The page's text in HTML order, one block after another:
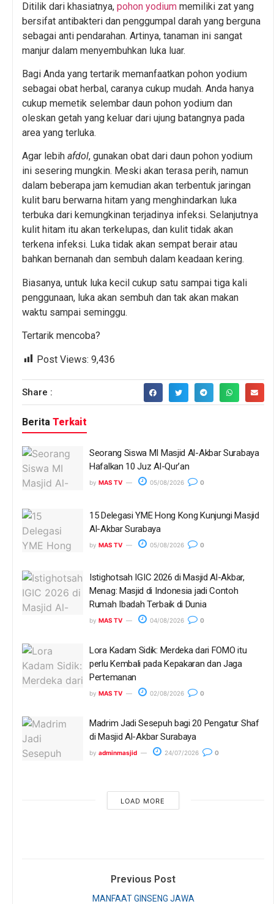
Ditilik dari khasiatnya, pohon yodium memiliki zat yang
bersifat antibakteri dan penggumpal darah yang berguna
sebagai anti pendarahan. Artinya, tanaman ini sangat
manjur dalam menyembuhkan luka luar.
Bagi Anda yang tertarik memanfaatkan pohon yodium
sebagai obat herbal, caranya cukup mudah. Anda hanya
cukup memetik selembar daun pohon yodium dan
oleskan getah yang keluar dari ujung batangnya pada
area yang terluka.
Agar lebih afdol, gunakan obat dari daun pohon yodium
ini sesering mungkin. Meski akan terasa perih, namun
dalam beberapa jam kemudian akan terbentuk jaringan
kulit baru berwarna hitam yang menghindarkan luka
terbuka dari kemungkinan terjadinya infeksi. Selanjutnya
kulit hitam itu akan terkelupas, dan kulit tidak akan
terkena infeksi. Luka tidak akan sempat berair atau
bahkan bernanah dan sembuh dalam keadaan kering.
Biasanya, untuk luka kecil cukup satu sampai tiga kali
penggunaan, luka akan sembuh dan tak akan makan
waktu sampai seminggu.
Tertarik mencoba?
Post Views: 9,436
Share :
Berita Terkait
Seorang Siswa MI Masjid Al-Akbar Surabaya
Hafalkan 10 Juz Al-Qur’an
by MAS TV 05/08/2026 0
15 Delegasi YME Hong Kong Kunjungi Masjid
Al-Akbar Surabaya
by MAS TV 05/08/2026 0
Istighotsah IGIC 2026 di Masjid Al-Akbar,
Menag: Masjid di Indonesia jadi Contoh
Rumah Ibadah Terbaik di Dunia
by MAS TV 04/08/2026 0
Lora Kadam Sidik: Merdeka dari FOMO itu
perlu Kembali pada Kepakaran dan Jaga
Pertemanan
by MAS TV 02/08/2026 0
Madrim Jadi Sesepuh bagi 20 Pengatur Shaf
di Masjid Al-Akbar Surabaya
by adminmasjid 24/07/2026 0
LOAD MORE
Previous Post
MANFAAT GINSENG JAWA